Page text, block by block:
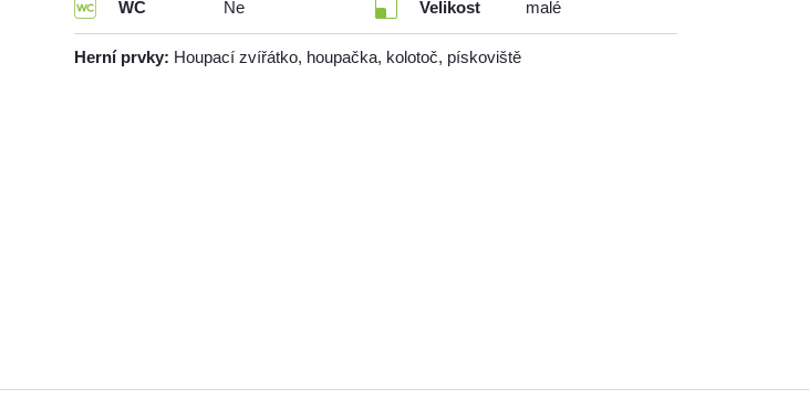
WC
Ne
Velikost
malé
Herní prvky: Houpací zvířátko, houpačka, kolotoč, pískoviště